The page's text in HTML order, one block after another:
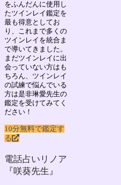
をふんだんに使用し
たツインレイ鑑定を
最も得意としてお
り、 これまで多くの
ツインレイを統合ま
で導いてきました。
まだツインレイに出
会っていない方はも
ちろん、ツインレイ
の試練で悩んでいる
方は是非琳愛先生の
鑑定を受けてみてく
ださい！
10分無料で鑑定す
る
電話占いリノア
『咲葵先生』